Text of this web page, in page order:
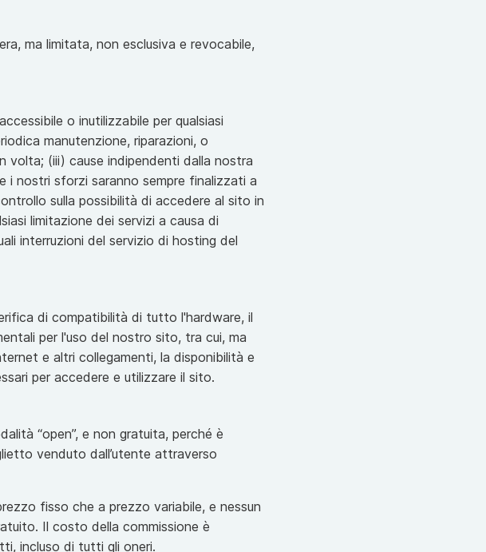
ma limitata, non esclusiva e revocabile,
o inutilizzabile per qualsiasi
manutenzione, riparazioni, o
volta; (iii) cause indipendenti dalla nostra
i nostri sforzi saranno sempre finalizzati a
sulla possibilità di accedere al sito in
limitazione dei servizi a causa di
interruzioni del servizio di hosting del
di compatibilità di tutto l'hardware, il
per l'uso del nostro sito, tra cui, ma
e altri collegamenti, la disponibilità e
per accedere e utilizzare il sito.
“open”, e non gratuita, perché è
venduto dall’utente attraverso
fisso che a prezzo variabile, e nessun
Il costo della commissione è
incluso di tutti gli oneri.